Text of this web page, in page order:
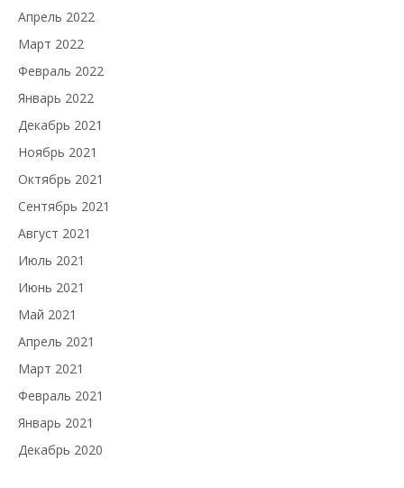
Апрель 2022
Март 2022
Февраль 2022
Январь 2022
Декабрь 2021
Ноябрь 2021
Октябрь 2021
Сентябрь 2021
Август 2021
Июль 2021
Июнь 2021
Май 2021
Апрель 2021
Март 2021
Февраль 2021
Январь 2021
Декабрь 2020